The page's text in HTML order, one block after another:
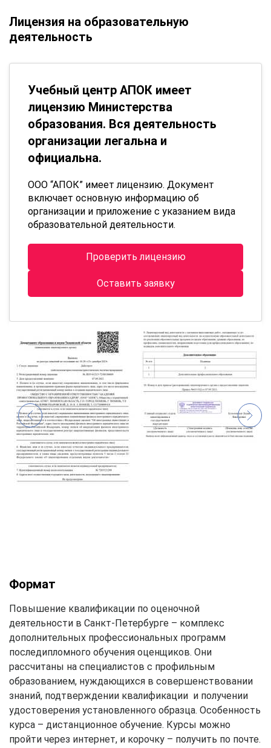
Лицензия на образовательную
деятельность
Учебный центр АПОК имеет
лицензию Министерства
образования. Вся деятельность
организации легальна и
официальна.
ООО “АПОК” имеет лицензию. Документ
включает основную информацию об
организации и приложение с указанием вида
образовательной деятельности.
Проверить лицензию
Оставить заявку
Формат
Повышение квалификации по оценочной
деятельности в Санкт-Петербурге – комплекс
дополнительных профессиональных программ
последипломного обучения оценщиков. Они
рассчитаны на специалистов с профильным
образованием, нуждающихся в совершенствовании
знаний, подтверждении квалификации и получении
удостоверения установленного образца. Особенность
курса – дистанционное обучение. Курсы можно
пройти через интернет, и корочку – получить по почте.